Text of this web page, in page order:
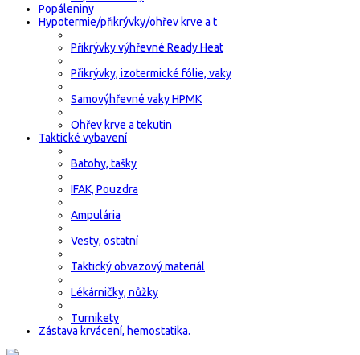
Popáleniny
Hypotermie/přikrývky/ohřev krve a t
Přikrývky výhřevné Ready Heat
Přikrývky, izotermické fólie, vaky
Samovýhřevné vaky HPMK
Ohřev krve a tekutin
Taktické vybavení
Batohy, tašky
IFAK, Pouzdra
Ampulária
Vesty, ostatní
Taktický obvazový materiál
Lékárničky, nůžky
Turnikety
Zástava krvácení, hemostatika.